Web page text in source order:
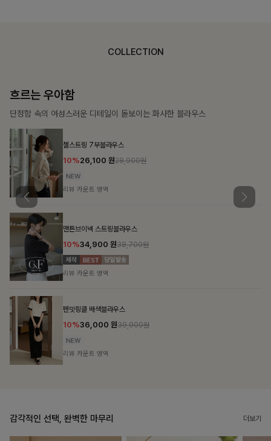
COLLECTION
가벼운 계절감
탄탄한 소재와 깔끔한 핏, 매일 손이 가는 데일리 티셔츠
몽즐라운드 베이직티셔츠
10%15,300 원16,900원
리뷰 카운트 영역
칠킷배색 프린팅맨투맨티
10%20,700 원22,900원
리뷰 카운트 영역
16,200 17,900원
감각적인 선택, 완벽한 마무리 더보기